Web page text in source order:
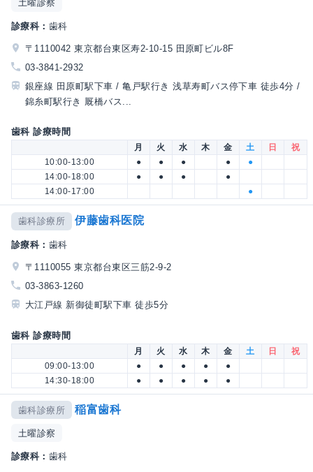
土曜診察
診療科： 歯科
〒1110042 東京都台東区寿2-10-15 田原町ビル8F
03-3841-2932
銀座線 田原町駅下車 / 亀戸駅行き 浅草寿町バス停下車 徒歩4分 /
錦糸町駅行き 厩橋バス...
歯科 診療時間
月 火 水 木 金 土 日
祝
10:00-13:00
● ● ● ●
●
14:00-18:00
● ● ●
●
14:00-17:00
●
歯科診療所 伊藤歯科医院
診療科： 歯科
〒1110055 東京都台東区三筋2-9-2
03-3863-1260
大江戸線 新御徒町駅下車 徒歩5分
歯科 診療時間
月 火 水 木 金 土 日
祝
09:00-13:00
● ● ● ●
●
14:30-18:00
● ● ● ● ●
歯科診療所 稲富歯科
土曜診察
診療科： 歯科